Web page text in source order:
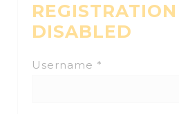
REGISTRATION
DISABLED
Username *